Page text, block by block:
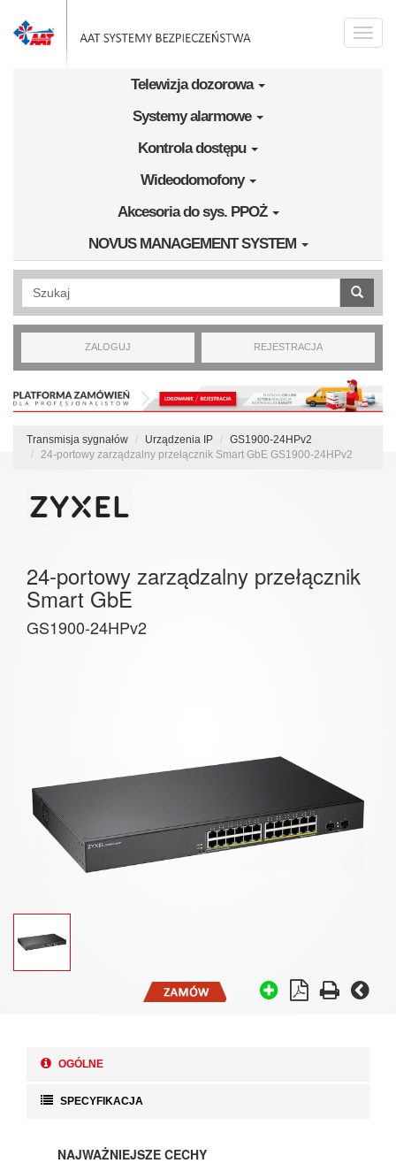
Toggle
Telewizja dozorowa
Systemy alarmowe
Kontrola dostępu
Wideodomofony
Akcesoria do sys. PPOŻ
NOVUS MANAGEMENT SYSTEM
Wyszukiwanie pełnotekstowe
ZALOGUJ REJESTRACJA
Transmisja sygnałów Urządzenia IP
GS1900-24HPv2
24-portowy zarządzalny przełącznik Smart GbE GS1900-24HPv2
24-portowy zarządzalny przełącznik
Smart GbE
GS1900-24HPv2
OGÓLNE
SPECYFIKACJA
NAJWAŻNIEJSZE CECHY